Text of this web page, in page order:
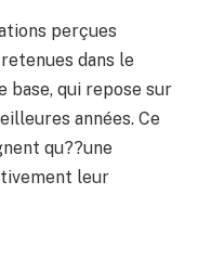
perçues
dans le
base, qui repose sur
années. Ce
qu??une
leur